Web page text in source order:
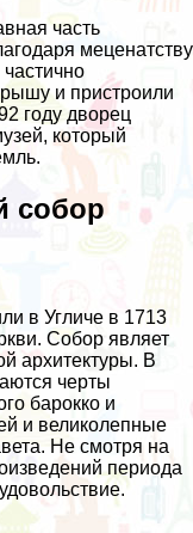
часть
меценатству
и пристроили
году дворец
который
собор
в Угличе в 1713
Собор являет
архитектуры. В
черты
барокко и
и великолепные
Не смотря на
периода